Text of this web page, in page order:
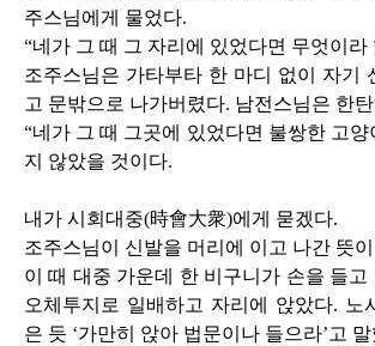
주스님에게 물었다.
“네가 그 때 그 자리에 있었다면 무엇이라
조주스님은 가타부타 한 마디 없이 자기
고 문밖으로 나가버렸다. 남전스님은 한
“네가 그 때 그곳에 있었다면 불쌍한 고양
지 않았을 것이다.
내가 시회대중(時會大衆)에게 묻겠다.
조주스님이 신발을 머리에 이고 나간 뜻
이 때 대중 가운데 한 비구니가 손을 들고
오체투지로 일배하고 자리에 앉았다. 노
은 듯 ‘가만히 앉아 법문이나 들으라’고